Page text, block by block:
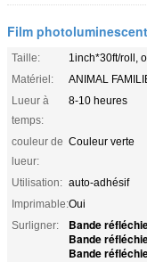
Film
Taille:
1inch*30ft/roll,
Matériel:
ANIMAL
Lueur à
temps:
8-10 heures
couleur de
lueur:
Couleur verte
Utilisation: auto-adhésif
Imprimable:Oui
Surligner:
Bande
Bande
Bande